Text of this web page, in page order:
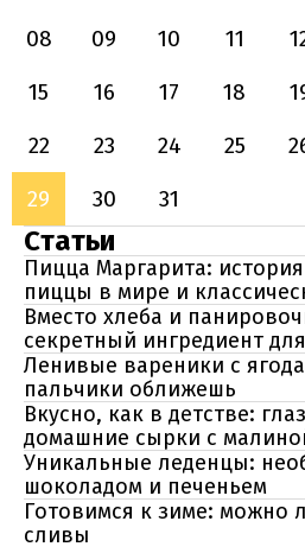
08
09 10 11
15
16 17 18
22
23 24 25
29
30 31
Статьи
Пицца Маргарита:
пиццы в мире и
Вместо хлеба и
секретный ингредиент
Ленивые вареники с
пальчики оближешь
Вкусно, как в детстве:
домашние сырки с
Уникальные леденцы:
шоколадом и печеньем
Готовимся к зиме: можно
сливы